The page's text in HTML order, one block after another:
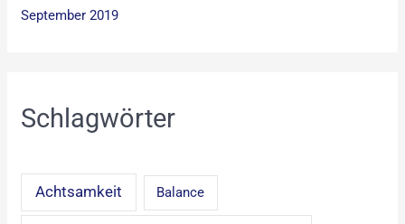
September 2019
Schlagwörter
Achtsamkeit Balance